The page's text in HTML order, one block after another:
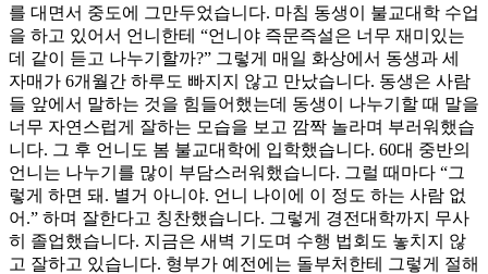
를 대면서 중도에 그만두었습니다. 마침 동생이 불교대학 수업
을 하고 있어서 언니한테 “언니야 즉문즉설은 너무 재미있는
데 같이 듣고 나누기할까?” 그렇게 매일 화상에서 동생과 세
자매가 6개월간 하루도 빠지지 않고 만났습니다. 동생은 사람
들 앞에서 말하는 것을 힘들어했는데 동생이 나누기할 때 말을
너무 자연스럽게 잘하는 모습을 보고 깜짝 놀라며 부러워했습
니다. 그 후 언니도 봄 불교대학에 입학했습니다. 60대 중반의
언니는 나누기를 많이 부담스러워했습니다. 그럴 때마다 “그
렇게 하면 돼. 별거 아니야. 언니 나이에 이 정도 하는 사람 없
어.” 하며 잘한다고 칭찬했습니다. 그렇게 경전대학까지 무사
히 졸업했습니다. 지금은 새벽 기도며 수행 법회도 놓치지 않
고 잘하고 있습니다. 형부가 예전에는 돌부처한테 그렇게 절해